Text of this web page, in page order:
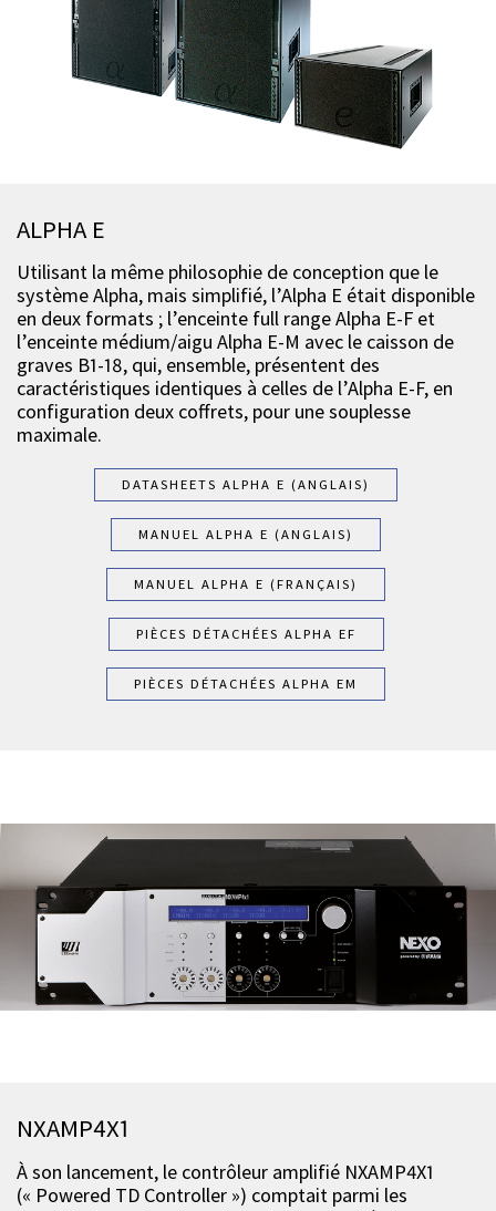
ALPHA E
Utilisant la même philosophie de conception que le
système Alpha, mais simplifié, l’Alpha E était disponible
en deux formats ; l’enceinte full range Alpha E-F et
l’enceinte médium/aigu Alpha E-M avec le caisson de
graves B1-18, qui, ensemble, présentent des
caractéristiques identiques à celles de l’Alpha E-F, en
configuration deux coffrets, pour une souplesse
maximale.
DATASHEETS ALPHA E (ANGLAIS)
MANUEL ALPHA E (ANGLAIS)
MANUEL ALPHA E (FRANÇAIS)
PIÈCES DÉTACHÉES ALPHA EF
PIÈCES DÉTACHÉES ALPHA EM
NXAMP4X1
À son lancement, le contrôleur amplifié NXAMP4X1
(« Powered TD Controller ») comptait parmi les